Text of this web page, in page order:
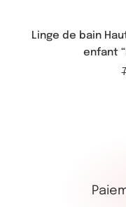
Linge de bain
enfant